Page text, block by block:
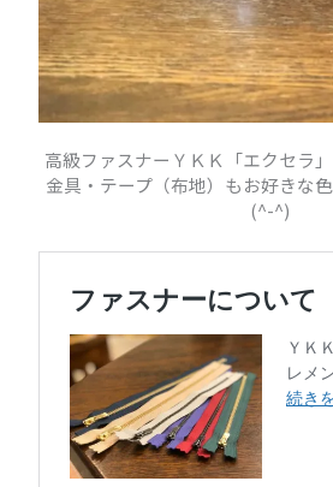
高級ファスナーＹＫＫ「エクセラ」
金具・テープ（布地）もお好きな
(^-^)